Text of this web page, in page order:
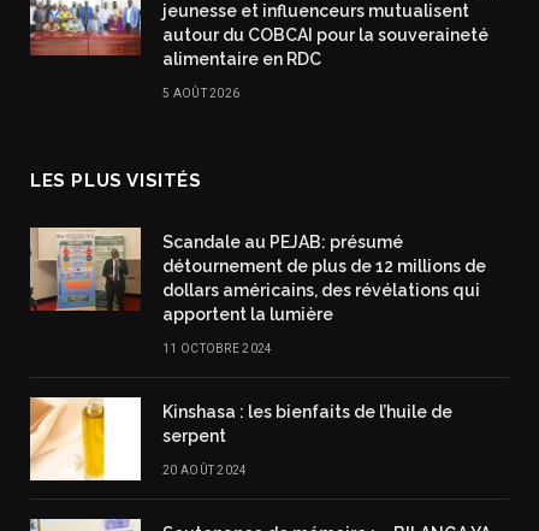
jeunesse et influenceurs mutualisent
autour du COBCAI pour la souveraineté
alimentaire en RDC
5 AOÛT 2026
LES PLUS VISITÉS
Scandale au PEJAB: présumé
détournement de plus de 12 millions de
dollars américains, des révélations qui
apportent la lumière
11 OCTOBRE 2024
Kinshasa : les bienfaits de l’huile de
serpent
20 AOÛT 2024